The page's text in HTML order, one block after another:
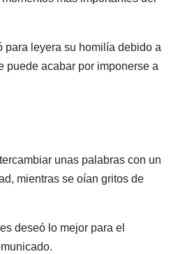
leyera su homilía debido a
puede acabar por imponerse a
unas palabras con un
mientras se oían gritos de
deseó lo mejor para el